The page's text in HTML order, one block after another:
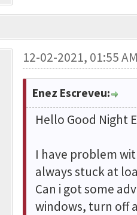
12-02-2021, 01:55
Enez Escreveu:
Hello Good Night
I have problem
always stuck at
Can i got some
windows, turn off